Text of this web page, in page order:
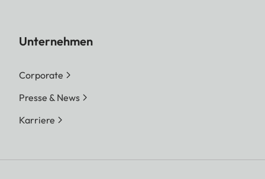
Unternehmen
Corporate
Presse & News
Karriere